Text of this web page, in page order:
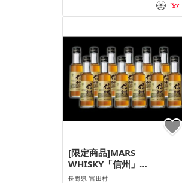
[限定商品]MARS
WHISKY「信州」
200ml×12本セット (長野県
長野県 宮田村